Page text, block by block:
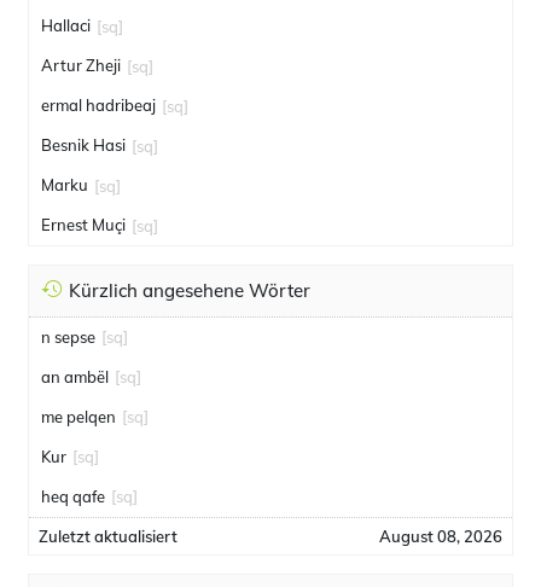
Hallaci [sq]
Artur Zheji [sq]
ermal hadribeaj [sq]
Besnik Hasi [sq]
Marku [sq]
Ernest Muçi [sq]
Kürzlich angesehene Wörter
n sepse [sq]
an ambël [sq]
me pelqen [sq]
Kur [sq]
heq qafe [sq]
Zuletzt aktualisiert August 08, 2026